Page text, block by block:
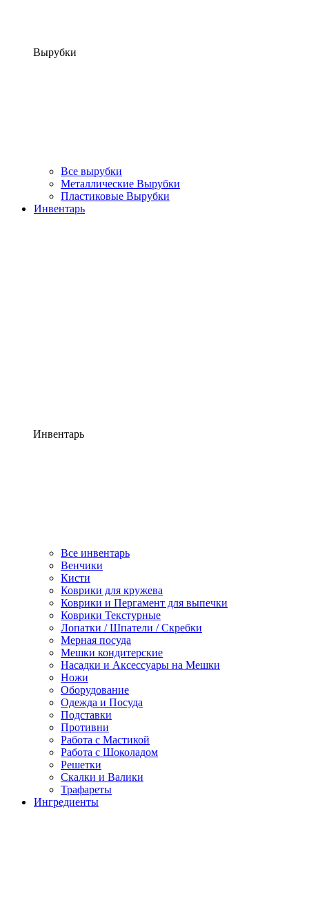
Вырубки
Все вырубки
Металлические Вырубки
Пластиковые Вырубки
Инвентарь
Инвентарь
Все инвентарь
Венчики
Кисти
Коврики для кружева
Коврики и Пергамент для выпечки
Коврики Текстурные
Лопатки / Шпатели / Скребки
Мерная посуда
Мешки кондитерские
Насадки и Аксессуары на Мешки
Ножи
Оборудование
Одежда и Посуда
Подставки
Противни
Работа с Мастикой
Работа с Шоколадом
Решетки
Скалки и Валики
Трафареты
Ингредиенты